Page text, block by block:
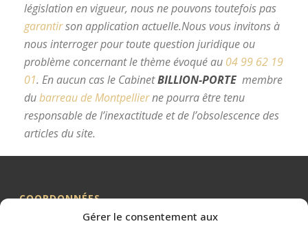
Gérer le consentement aux
législation en vigueur, nous ne pouvons toutefois pas
garantirson application actuelle.Nous vous invitons à
nous interroger pour toute question juridique ou
problème concernant le thème évoqué au 04 99 62 19
01. En aucun cas le CabinetBILLION-PORTE membre
dubarreau de Montpellierne pourra être tenu
responsable de l’inexactitude et de l’obsolescence des
articles du site.
COORDONNÉES
Me BILLION-PORTE